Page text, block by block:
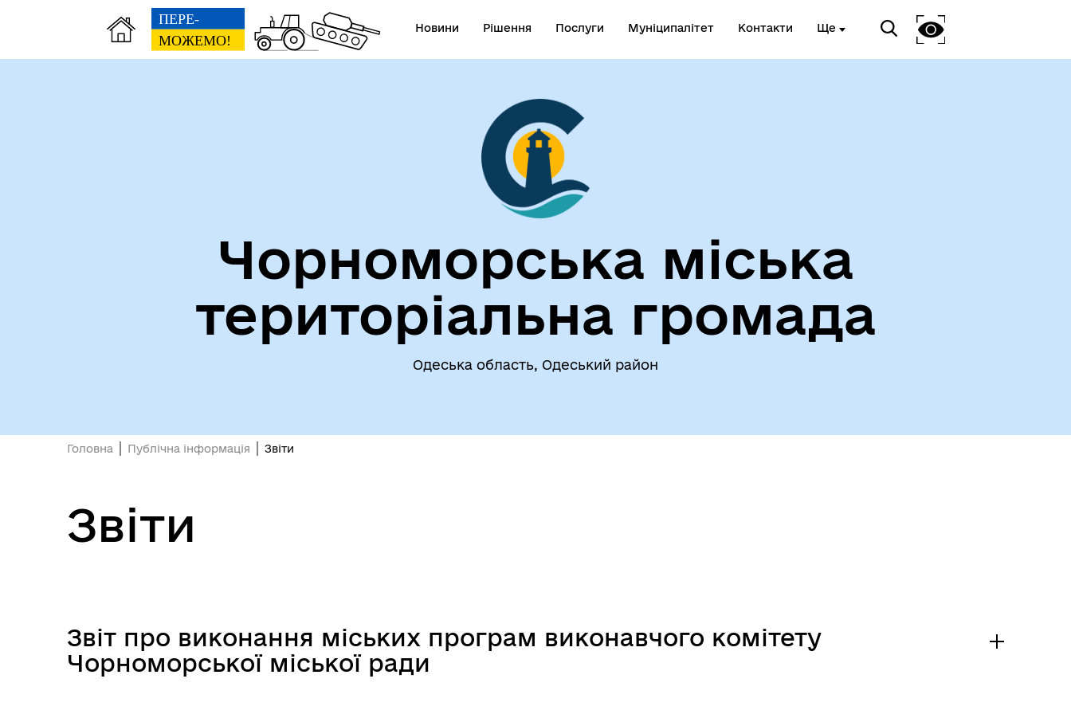
Новини Рішення Послуги Муніципалітет Контакти Ще
Колегіальні органи (ради,
робочі групи, комісії)
Герої не вмирають!
Чорноморська міська
територіальна громада
Одеська область, Одеський район
Головна Публічна інформація Звіти
Звіти
Звіт про виконання міських програм виконавчого комітету
Чорноморської міської ради